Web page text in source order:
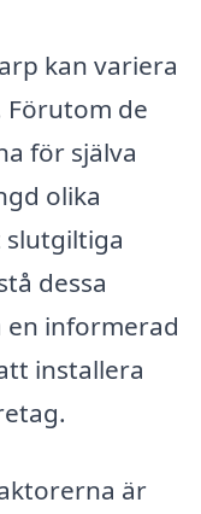
kan variera
de
för själva
olika
slutgiltiga
dessa
informerad
installera
är